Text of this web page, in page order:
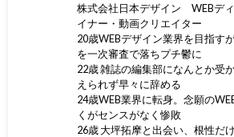
株式会社日本デザイン WEBデ
イナー・動画クリエイター
20歳WEBデザイン業界を目指す
を一次審査で落ちプチ鬱に
22歳 雑誌の編集部になんとか受
えられず早々に辞める
24歳WEB業界に転身。念願の
くがセンスがなく惨敗
26歳 大坪拓摩と出会い、根性だ